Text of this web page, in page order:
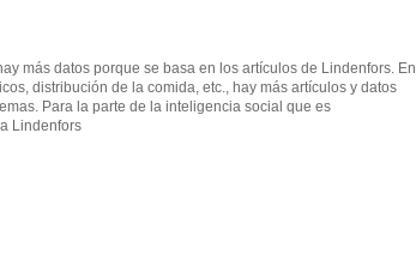
más datos porque se basa en los artículos de Lindenfors. En
distribución de la comida, etc., hay más artículos y datos
Para la parte de la inteligencia social que es
Lindenfors